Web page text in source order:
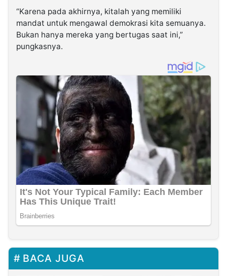
“Karena pada akhirnya, kitalah yang memiliki
mandat untuk mengawal demokrasi kita semuanya.
Bukan hanya mereka yang bertugas saat ini,”
pungkasnya.
BACA JUGA